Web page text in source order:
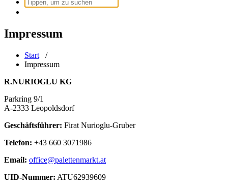
nach:
Impressum
Start /
Impressum
R.NURIOGLU KG
Parkring 9/1
A-2333 Leopoldsdorf
Geschäftsführer: Firat Nurioglu-Gruber
Telefon: +43 660 3071986
Email: office@palettenmarkt.at
UID-Nummer: ATU62939609